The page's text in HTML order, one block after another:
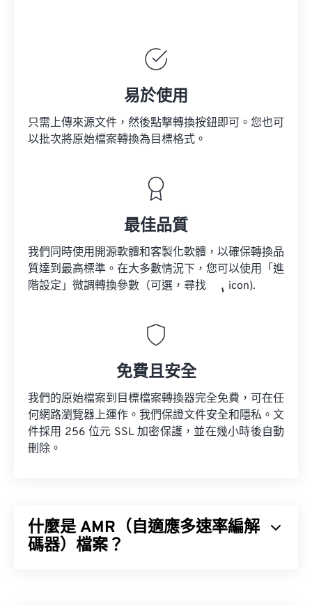
易於使用
只需上傳來源文件，然後點擊轉換按鈕即可。您也可
以批次將原始檔案轉換為目標格式。
最佳品質
我們同時使用開源軟體和客製化軟體，以確保轉換品
質達到最高標準。在大多數情況下，您可以使用「進
階設定」微調轉換參數（可選，尋找
icon).
免費且安全
我們的原始檔案到目標檔案轉換器完全免費，可在任
何網路瀏覽器上運作。我們保證文件安全和隱私。文
件採用 256 位元 SSL 加密保護，並在幾小時後自動
刪除。
什麼是 AMR（自適應多速率編解
碼器）檔案？